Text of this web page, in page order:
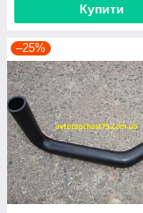
Купити
–25%